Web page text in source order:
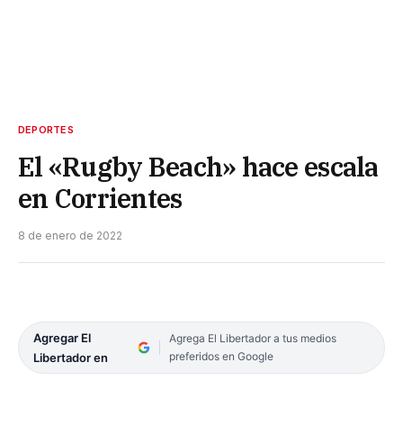
DEPORTES
El «Rugby Beach» hace escala
en Corrientes
8 de enero de 2022
Agregar El
Libertador en
Agrega El Libertador a tus medios
preferidos en Google